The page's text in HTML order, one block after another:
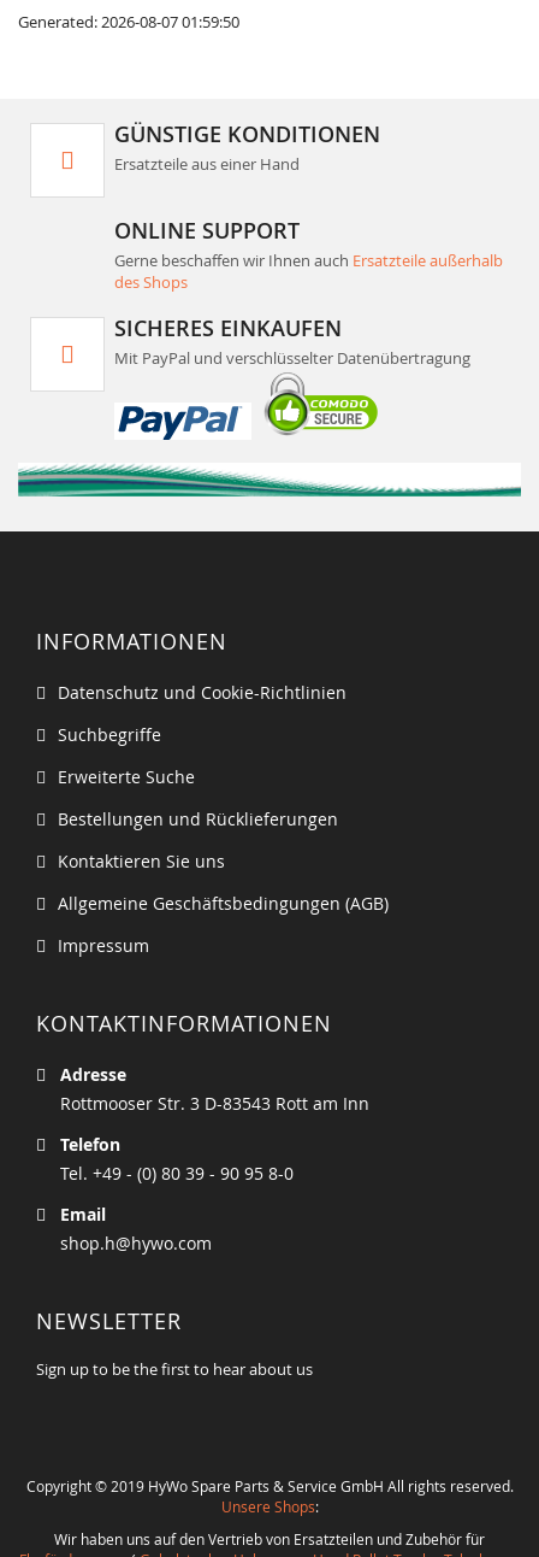
Generated: 2026-08-07 01:59:50
GÜNSTIGE KONDITIONEN
Ersatzteile aus einer Hand
ONLINE SUPPORT
Gerne beschaffen wir Ihnen auch Ersatzteile außerhalb
des Shops
SICHERES EINKAUFEN
Mit PayPal und verschlüsselter Datenübertragung
INFORMATIONEN
Datenschutz und Cookie-Richtlinien
Suchbegriffe
Erweiterte Suche
Bestellungen und Rücklieferungen
Kontaktieren Sie uns
Allgemeine Geschäftsbedingungen (AGB)
Impressum
KONTAKTINFORMATIONEN
Adresse
Rottmooser Str. 3 D-83543 Rott am Inn
Telefon
Tel. +49 - (0) 80 39 - 90 95 8-0
Email
shop.h@hywo.com
NEWSLETTER
Sign up to be the first to hear about us
Copyright © 2019 HyWo Spare Parts & Service GmbH All rights reserved.
Unsere Shops:
Wir haben uns auf den Vertrieb von Ersatzteilen und Zubehör für